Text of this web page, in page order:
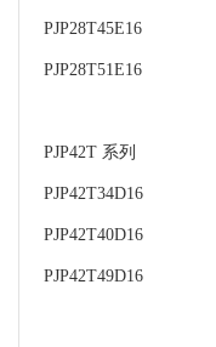
PJP28T45E16
PJP28T51E16
PJP42T 系列
PJP42T34D16
PJP42T40D16
PJP42T49D16